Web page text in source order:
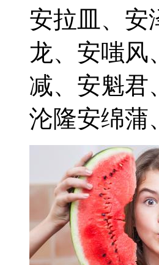
安拉皿、安
龙、安嗤风
减、安魁君
沦隆安绵蒲